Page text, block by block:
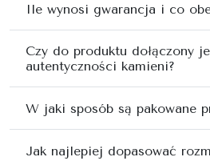
Ile wynosi gwarancja i co
Czy do produktu dołączony
autentyczności kamieni?
W jaki sposób są pakowane
Jak najlepiej dopasować